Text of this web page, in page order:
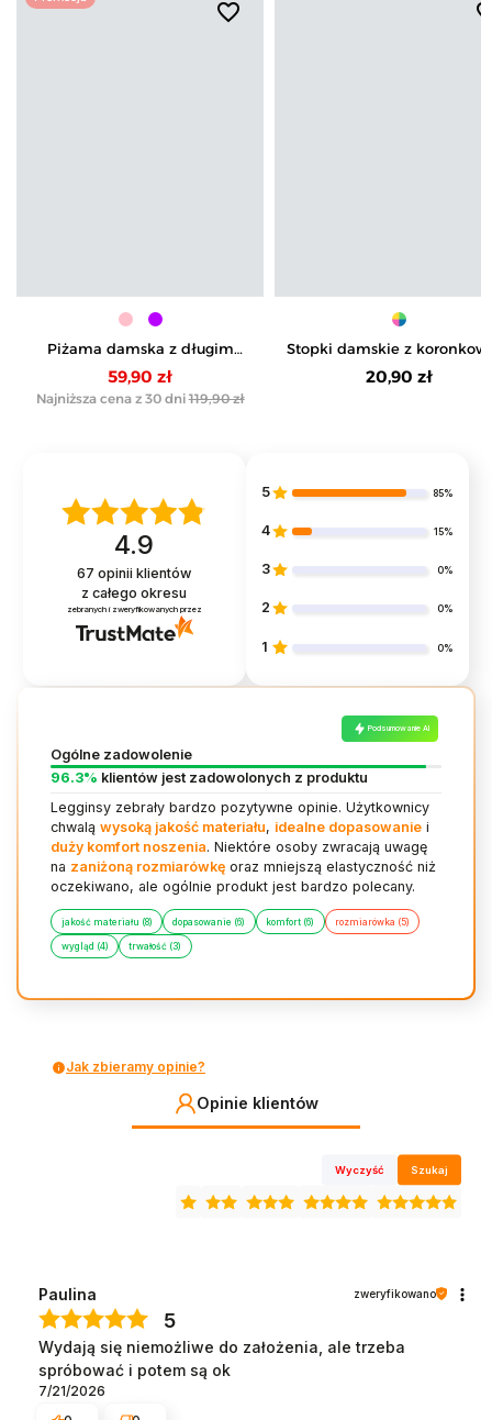
favorite_border
Piżama damska z długim
rękawem i szerokimi
spodniami
59,90 zł
Najniższa cena z 30 dni 119,90 zł
Stopki damskie z
wzorem antypoślizgowe
20,90 zł
4.9
67 opinii klientów
z całego okresu
zebranych i zweryfikowanych przez
5 85%
4 15%
3 0%
2 0%
1 0%
Podsumowanie AI
Ogólne zadowolenie
96.3% klientów jest zadowolonych z produktu
Legginsy zebrały bardzo pozytywne opinie. Użytkownicy
chwaląwysoką jakość materiału, idealne dopasowanie i
duży komfort noszenia. Niektóre osoby zwracają uwagę
na zaniżoną rozmiarówkę oraz mniejszą elastyczność niż
oczekiwano, ale ogólnie produkt jest bardzo polecany.
jakość materiału (8) dopasowanie (6) komfort (6) rozmiarówka (5)
wygląd (4) trwałość (3)
Jak zbieramy opinie?
Opinie klientów
Wyczyść Szukaj
Paulina zweryfikowano
5
Wydają się niemożliwe do założenia, ale trzeba
spróbować i potem są ok
7/21/2026